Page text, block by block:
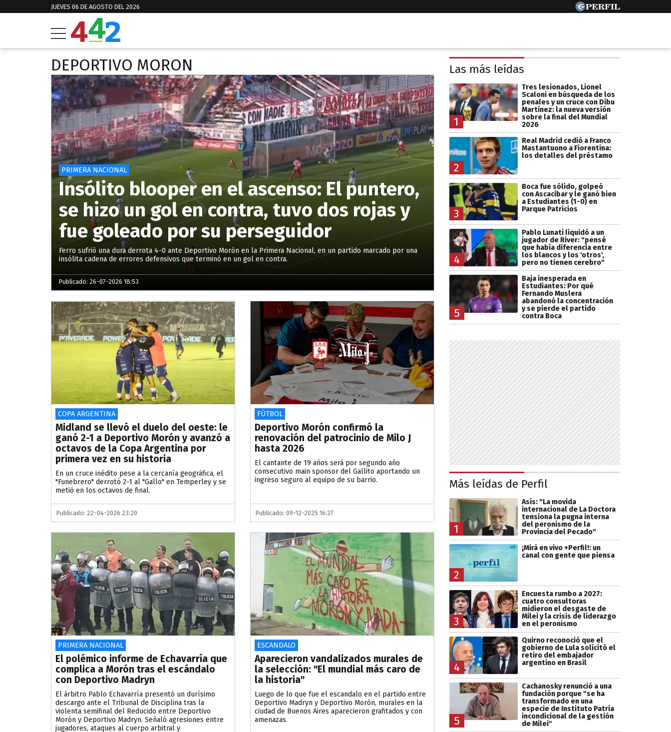
JUEVES 06 DE AGOSTO DEL 2026
DEPORTIVO MORON
PRIMERA NACIONAL
Insólito blooper en el ascenso: El puntero,
se hizo un gol en contra, tuvo dos rojas y
fue goleado por su perseguidor
Ferro sufrió una dura derrota 4-0 ante Deportivo Morón en la Primera Nacional, en un partido marcado por una
insólita cadena de errores defensivos que terminó en un gol en contra.
Publicado: 26-07-2026 18:53
COPA ARGENTINA
Midland se llevó el duelo del oeste: le
ganó 2-1 a Deportivo Morón y avanzó a
octavos de la Copa Argentina por
primera vez en su historia
En un cruce inédito pese a la cercanía geográfica, el
"Funebrero" derrotó 2-1 al "Gallo" en Temperley y se
metió en los octavos de final.
Publicado: 22-04-2026 23:20
FÚTBOL
Deportivo Morón confirmó la
renovación del patrocinio de Milo J
hasta 2026
El cantante de 19 años será por segundo año
consecutivo main sponsor del Gallito aportando un
ingreso seguro al equipo de su barrio.
Publicado: 09-12-2025 16:27
PRIMERA NACIONAL
El polémico informe de Echavarría que
complica a Morón tras el escándalo
con Deportivo Madryn
El árbitro Pablo Echavarría presentó un durísimo
descargo ante el Tribunal de Disciplina tras la
violenta semifinal del Reducido entre Deportivo
Morón y Deportivo Madryn. Señaló agresiones entre
jugadores, ataques al cuerpo arbitral y
ESCANDALO
Aparecieron vandalizados murales de
la selección: "El mundial más caro de
la historia"
Luego de lo que fue el escandalo en el partido entre
Deportivo Madryn y Deportivo Morón, murales en la
ciudad de Buenos Aires aparecieron grafitados y con
amenazas.
Las más leídas
1
Tres lesionados, Lionel
Scaloni en búsqueda de los
penales y un cruce con Dibu
Martínez: la nueva versión
sobre la final del Mundial
2026
2
Real Madrid cedió a Franco
Mastantuono a Fiorentina:
los detalles del préstamo
3
Boca fue sólido, golpeó
con Ascacibar y le ganó bien
a Estudiantes (1-0) en
Parque Patricios
4
Pablo Lunati liquidó a un
jugador de River: "pensé
que había diferencia entre
los blancos y los 'otros',
pero no tienen cerebro"
5
Baja inesperada en
Estudiantes: Por qué
Fernando Muslera
abandonó la concentración
y se pierde el partido
contra Boca
Más leídas de Perfil
1
Asís: "La movida
internacional de La Doctora
tensiona la pugna interna
del peronismo de la
Provincia del Pecado"
2
¡Mirá en vivo +Perfil!: un
canal con gente que piensa
3
Encuesta rumbo a 2027:
cuatro consultoras
midieron el desgaste de
Milei y la crisis de liderazgo
en el peronismo
4
Quirno reconoció que el
gobierno de Lula solicitó el
retiro del embajador
argentino en Brasil
5
Cachanosky renunció a una
fundación porque "se ha
transformado en una
especie de Instituto Patria
incondicional de la gestión
de Milei"